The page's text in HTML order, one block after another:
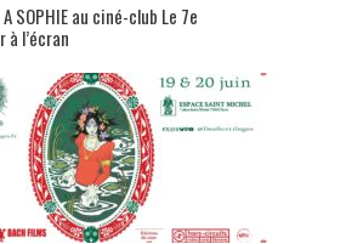
A SOPHIE au ciné-club Le 7e
l’écran